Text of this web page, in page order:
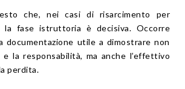
che, nei casi di risarcimento per
la fase istruttoria è decisiva. Occorre
documentazione utile a dimostrare non
la responsabilità, ma anche l’effettivo
perdita.